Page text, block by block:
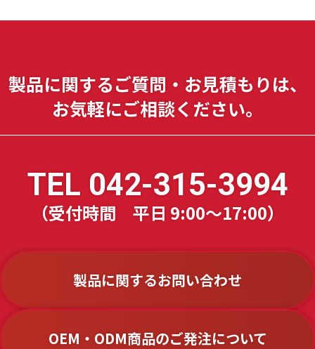
製品に関するご質問・お見積もりは、
お気軽にご相談ください。
TEL 042-315-3994
（受付時間 平日 9:00～17:00）
製品に関するお問い合わせ
OEM・ODM商品のご発注について